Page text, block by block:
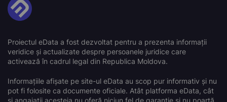
Proiectul eData a fost dezvoltat pentru a prezenta informații
veridice și actualizate despre persoanele juridice care
activează în cadrul legal din Republica Moldova.
Informațiile afișate pe site-ul eData au scop pur informativ și nu
pot fi folosite ca documente oficiale. Atât platforma eData, cât
și angajații acesteia nu oferă niciun fel de garanție și nu poartă